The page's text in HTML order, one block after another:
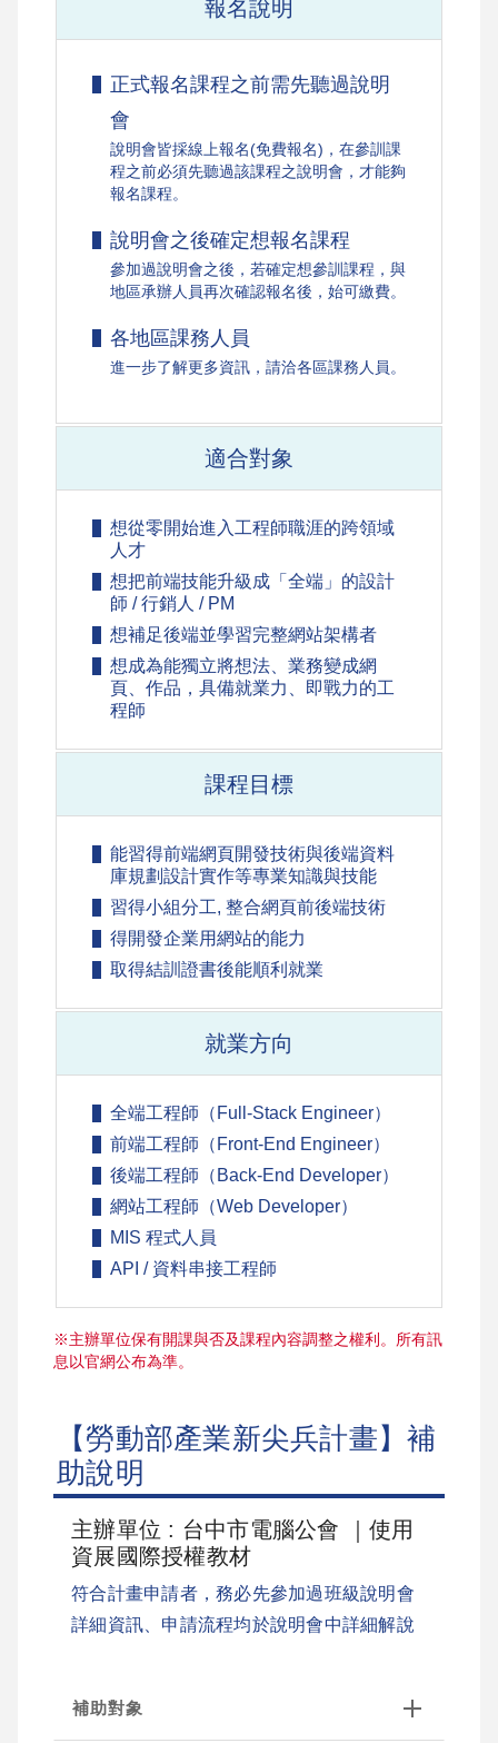
報名說明
正式報名課程之前需先聽過說明
會
說明會皆採線上報名(免費報名)，在參訓課
程之前必須先聽過該課程之說明會，才能夠
報名課程。
說明會之後確定想報名課程
參加過說明會之後，若確定想參訓課程，與
地區承辦人員再次確認報名後，始可繳費。
各地區課務人員
進一步了解更多資訊，請洽各區課務人員。
適合對象
想從零開始進入工程師職涯的跨領域
人才
想把前端技能升級成「全端」的設計
師 / 行銷人 / PM
想補足後端並學習完整網站架構者
想成為能獨立將想法、業務變成網
頁、作品，具備就業力、即戰力的工
程師
課程目標
能習得前端網頁開發技術與後端資料
庫規劃設計實作等專業知識與技能
習得小組分工, 整合網頁前後端技術
得開發企業用網站的能力
取得結訓證書後能順利就業
就業方向
全端工程師（Full-Stack Engineer）
前端工程師（Front-End Engineer）
後端工程師（Back-End Developer）
網站工程師（Web Developer）
MIS 程式人員
API / 資料串接工程師
※主辦單位保有開課與否及課程內容調整之權利。所有訊
息以官網公布為準。
【勞動部產業新尖兵計畫】補
助說明
主辦單位 : 台中市電腦公會 ｜使用
資展國際授權教材
符合計畫申請者，務必先參加過班級說明會
詳細資訊、申請流程均於說明會中詳細解說
補助對象